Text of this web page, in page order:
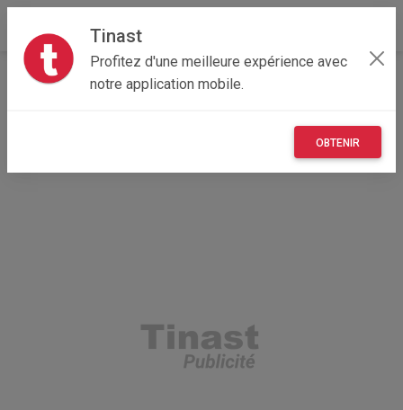
Tinast
Profitez d'une meilleure expérience avec
notre application mobile.
OBTENIR
Accueil Emploi, affaires et services
assistance & formation informatique à domicile